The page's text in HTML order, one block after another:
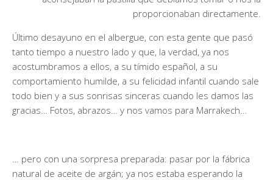
proporcionaban directamente.
Último desayuno en el albergue, con esta gente que pasó
tanto tiempo a nuestro lado y que, la verdad, ya nos
acostumbramos a ellos, a su tímido español, a su
comportamiento humilde, a su felicidad infantil cuando sale
todo bien y a sus sonrisas sinceras cuando les damos las
gracias… Fotos, abrazos… y nos vamos para Marrakech…
… pero con una sorpresa preparada: pasar por la fábrica
natural de aceite de argán; ya nos estaba esperando la